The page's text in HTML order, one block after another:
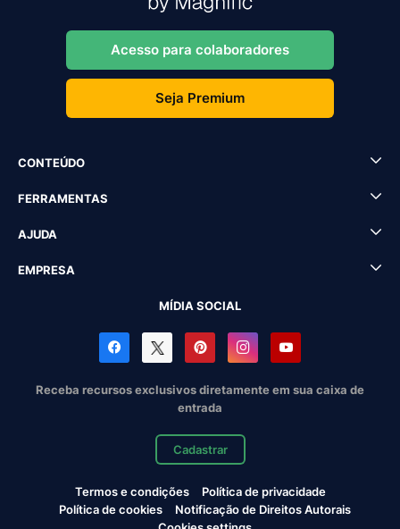
Acesso para colaboradores
Seja Premium
CONTEÚDO
FERRAMENTAS
AJUDA
EMPRESA
MÍDIA SOCIAL
Receba recursos exclusivos diretamente em sua caixa de
entrada
Cadastrar
Termos e condições
Política de privacidade
Política de cookies
Notificação de Direitos Autorais